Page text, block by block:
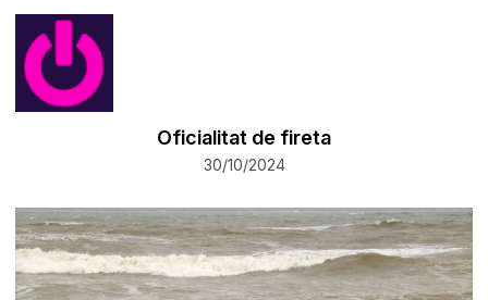
Oficialitat de fireta
30/10/2024